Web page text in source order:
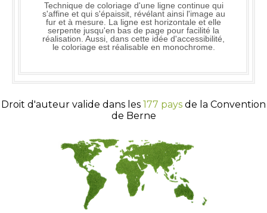
Technique de coloriage d'une ligne continue qui
s'affine et qui s'épaissit, révélant ainsi l'image au
fur et à mesure. La ligne est horizontale et elle
serpente jusqu'en bas de page pour facilité la
réalisation. Aussi, dans cette idée d'accessibilité,
le coloriage est réalisable en monochrome.
Droit d'auteur valide dans les 177 pays de la Convention
de Berne